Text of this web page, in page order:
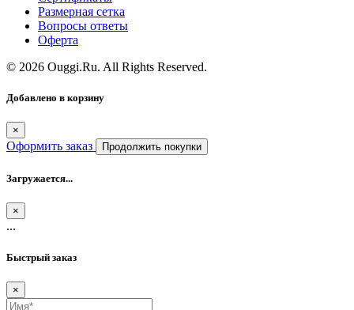
Размерная сетка
Вопросы ответы
Оферта
© 2026 Ouggi.Ru. All Rights Reserved.
Добавлено в корзину
×
Оформить заказ Продолжить покупки
Загружается...
×
...
Быстрый заказ
×